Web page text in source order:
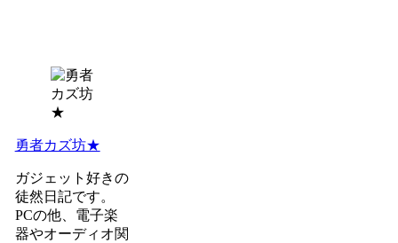
勇者カズ坊★
ガジェット好きの
徒然日記です。
PCの他、電子楽
器やオーディオ関